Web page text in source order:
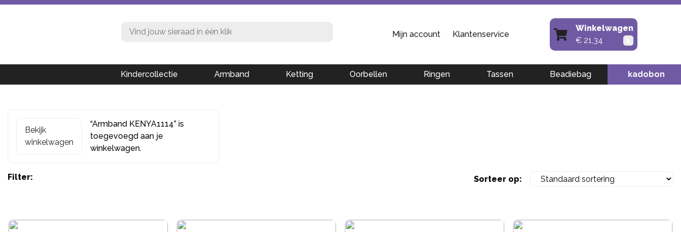
Mijn account Klantenservice
Winkelwagen
€21,34
Kindercollectie Armband Ketting Oorbellen Ringen Tassen Beadiebag kadobon
Bekijk
winkelwagen
“Armband KENYA1114” is
toegevoegd aan je
winkelwagen.
Filter: Sorteer op: